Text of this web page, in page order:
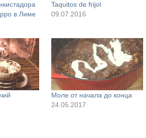
в Лиме
Taquitos de frijol
09.07.2016
Моле от начала до конца
24.05.2017